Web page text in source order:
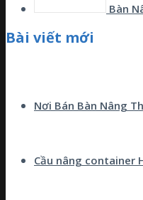
Bàn
Bài viết mới
Nơi Bán Bàn Nâng
Cầu nâng container